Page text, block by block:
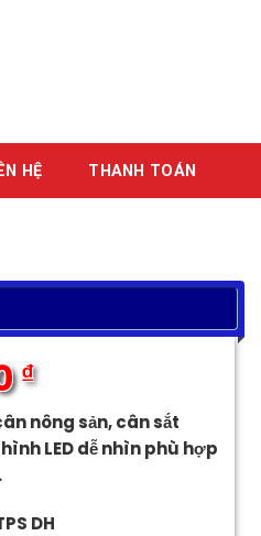
HỆ THANH TOÁN
₫
₫.
nông sản, cân sắt
LED dễ nhìn phù hợp
DH